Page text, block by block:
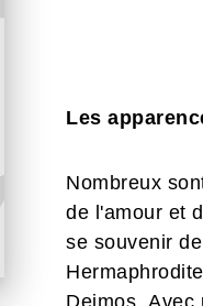
Les
Nombreux
de l'amour et
se souvenir
Deimos. Avec